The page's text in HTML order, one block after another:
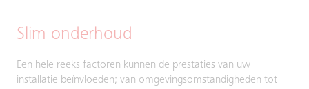
Slim onderhoud
Een hele reeks factoren kunnen de prestaties van uw
installatie beïnvloeden; van omgevingsomstandigheden tot